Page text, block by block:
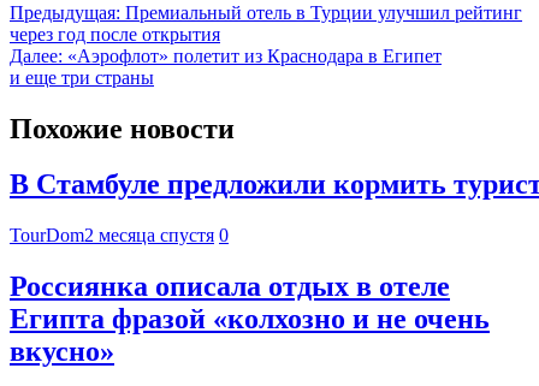
Предыдущая: Премиальный отель в Турции улучшил рейтинг
через год после открытия
Далее: «Аэрофлот» полетит из Краснодара в Египет
и еще три страны
Похожие новости
В Стамбуле предложили кормить
TourDom2 месяца спустя 0
Россиянка описала отдых в отеле
Египта фразой «колхозно и не очень
вкусно»